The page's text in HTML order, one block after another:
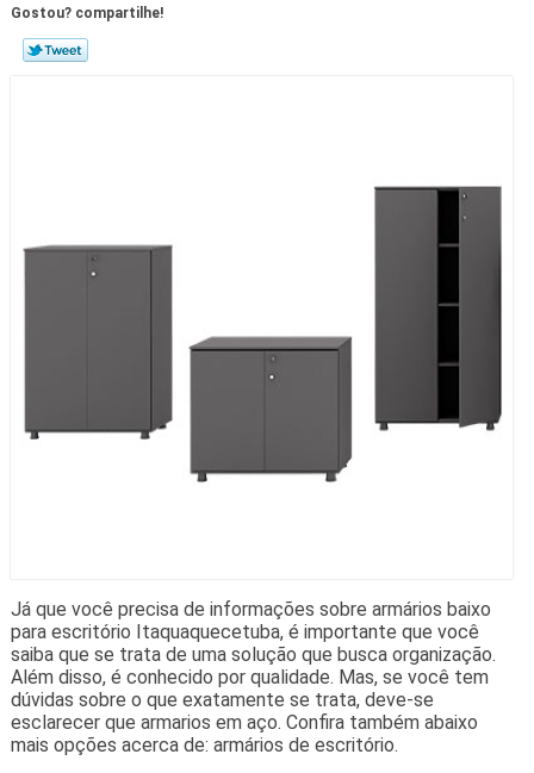
Gostou? compartilhe!
Já que você precisa de informações sobre armários baixo
para escritório Itaquaquecetuba, é importante que você
saiba que se trata de uma solução que busca organização.
Além disso, é conhecido por qualidade. Mas, se você tem
dúvidas sobre o que exatamente se trata, deve-se
esclarecer que armarios em aço. Confira também abaixo
mais opções acerca de: armários de escritório.